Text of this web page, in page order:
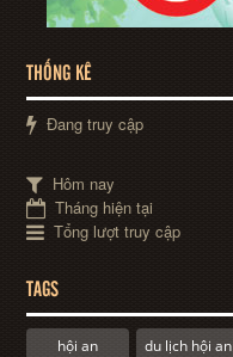
THỐNG KÊ
Đang truy cập
Hôm nay
Tháng hiện tại
Tổng lượt truy cập
TAGS
hội an du lịch hội an